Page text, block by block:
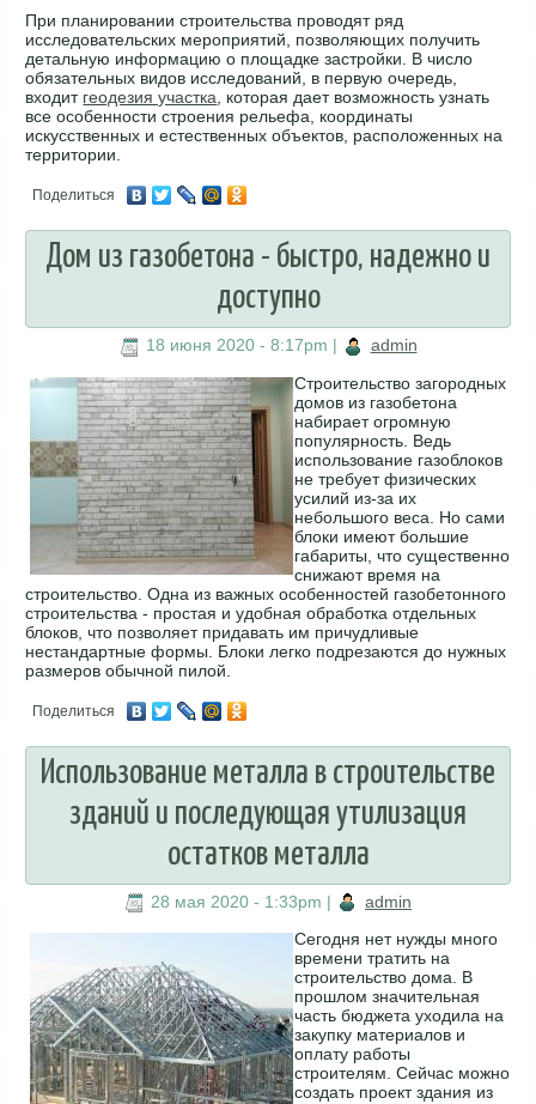
При планировании строительства проводят ряд
исследовательских мероприятий, позволяющих получить
детальную информацию о площадке застройки. В число
обязательных видов исследований, в первую очередь,
входит геодезия участка, которая дает возможность узнать
все особенности строения рельефа, координаты
искусственных и естественных объектов, расположенных на
территории.
Поделиться
Дом из газобетона - быстро, надежно и
доступно
18 июня 2020 - 8:17pm |
admin
Строительство загородных
домов из газобетона
набирает огромную
популярность. Ведь
использование газоблоков
не требует физических
усилий из-за их
небольшого веса. Но сами
блоки имеют большие
габариты, что существенно
снижают время на
строительство. Одна из важных особенностей газобетонного
строительства - простая и удобная обработка отдельных
блоков, что позволяет придавать им причудливые
нестандартные формы. Блоки легко подрезаются до нужных
размеров обычной пилой.
Поделиться
Использование металла в строительстве
зданий и последующая утилизация
остатков металла
28 мая 2020 - 1:33pm |
admin
Сегодня нет нужды много
времени тратить на
строительство дома. В
прошлом значительная
часть бюджета уходила на
закупку материалов и
оплату работы
строителям. Сейчас можно
создать проект здания из